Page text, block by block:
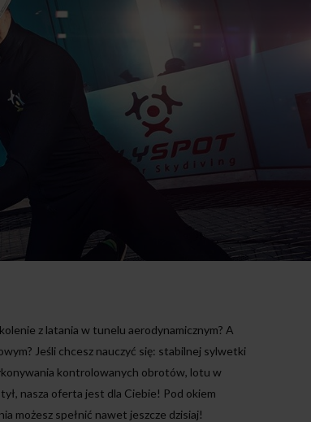
z latania w tunelu aerodynamicznym? A
Jeśli chcesz nauczyć się: stabilnej sylwetki
kontrolowanych obrotów, lotu w
nasza oferta jest dla Ciebie! Pod okiem
możesz spełnić nawet jeszcze dzisiaj!